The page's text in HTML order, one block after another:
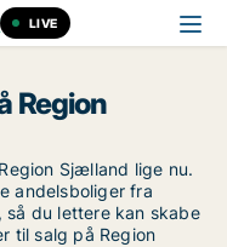
LIVE
Region
Sjælland lige nu.
andelsboliger fra
så du lettere kan skabe
til salg på Region